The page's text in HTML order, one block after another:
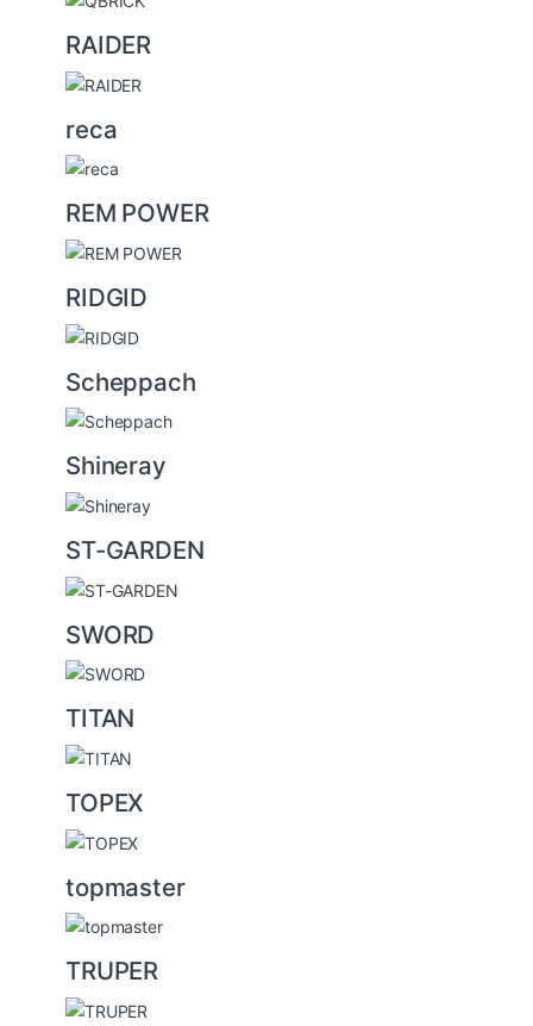
RAIDER
reca
REM POWER
RIDGID
Scheppach
Shineray
ST-GARDEN
SWORD
TITAN
TOPEX
topmaster
TRUPER